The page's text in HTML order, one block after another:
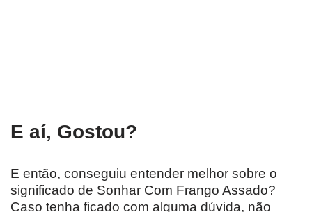
E aí, Gostou?
E então, conseguiu entender melhor sobre o
significado de Sonhar Com Frango Assado?
Caso tenha ficado com alguma dúvida, não